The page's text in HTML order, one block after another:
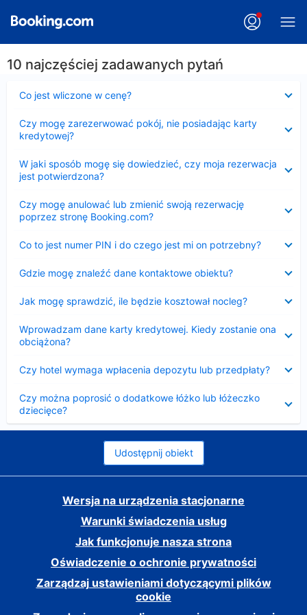
10 najczęściej zadawanych pytań
Co jest wliczone w cenę?
Czy mogę zarezerwować pokój, nie posiadając karty
kredytowej?
W jaki sposób mogę się dowiedzieć, czy moja rezerwacja
jest potwierdzona?
Czy mogę anulować lub zmienić swoją rezerwację
poprzez stronę Booking.com?
Co to jest numer PIN i do czego jest mi on potrzebny?
Gdzie mogę znaleźć dane kontaktowe obiektu?
Jak mogę sprawdzić, ile będzie kosztował nocleg?
Wprowadzam dane karty kredytowej. Kiedy zostanie ona
obciążona?
Czy hotel wymaga wpłacenia depozytu lub przedpłaty?
Czy można poprosić o dodatkowe łóżko lub łóżeczko
dziecięce?
Udostępnij obiekt
Wersja na urządzenia stacjonarne
Warunki świadczenia usług
Jak funkcjonuje nasza strona
Oświadczenie o ochronie prywatności
Zarządzaj ustawieniami dotyczącymi plików
cookie